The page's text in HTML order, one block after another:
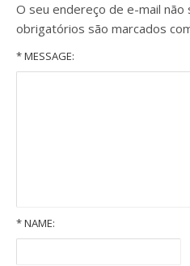
O seu endereço de e-mail não
obrigatórios são marcados
* MESSAGE:
*NAME: